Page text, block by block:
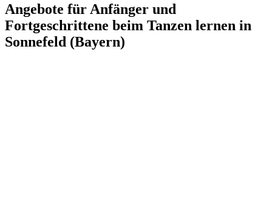
Angebote für Anfänger und
Fortgeschrittene beim Tanzen lernen in
Sonnefeld (Bayern)